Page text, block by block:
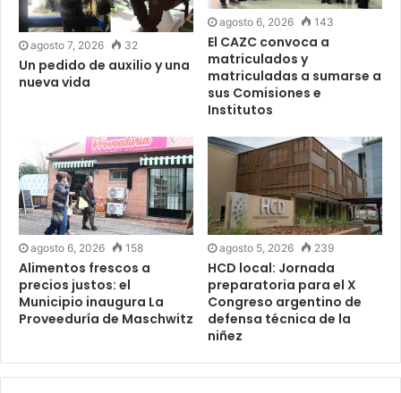
agosto 7, 2026 32
Un pedido de auxilio y una
nueva vida
agosto 6, 2026 143
El CAZC convoca a
matriculados y
matriculadas a sumarse a
sus Comisiones e
Institutos
agosto 6, 2026 158
Alimentos frescos a
precios justos: el
Municipio inaugura La
Proveeduría de Maschwitz
agosto 5, 2026 239
HCD local: Jornada
preparatoria para el X
Congreso argentino de
defensa técnica de la
niñez